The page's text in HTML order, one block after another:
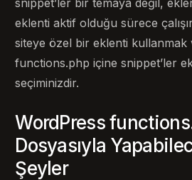
eklenti aktif olduğu sürece
siteye özel bir eklenti kullanmak
functions.php içine snippet’ler
seçiminizdir.
WordPress
Dosyasıyla
Şeyler